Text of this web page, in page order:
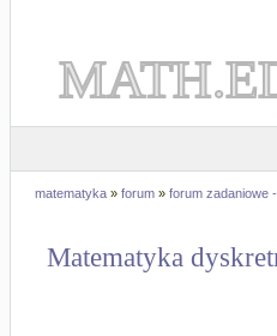
matematyka » forum » forum zadaniowe
Matematyka